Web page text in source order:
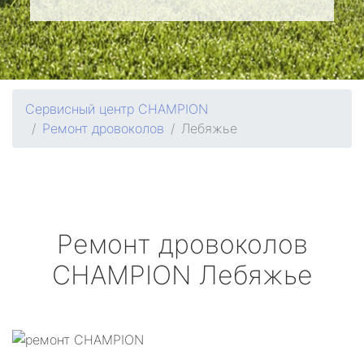
Сервисный центр CHAMPION
Ремонт дровоколов
Лебяжье
Ремонт дровоколов
CHAMPION Лебяжье